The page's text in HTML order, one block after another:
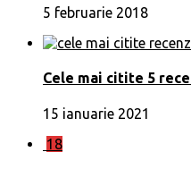
5 februarie 2018
Cele mai citite 5
15 ianuarie 2021
18